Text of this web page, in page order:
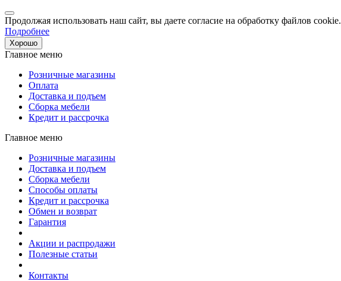
Продолжая использовать наш сайт, вы даете согласие на обработку файлов cookie.
Подробнее
Хорошо
Главное меню
Розничные магазины
Оплата
Доставка и подъем
Сборка мебели
Кредит и рассрочка
Главное меню
Розничные магазины
Доставка и подъем
Сборка мебели
Способы оплаты
Кредит и рассрочка
Обмен и возврат
Гарантия
Акции и распродажи
Полезные статьи
Контакты